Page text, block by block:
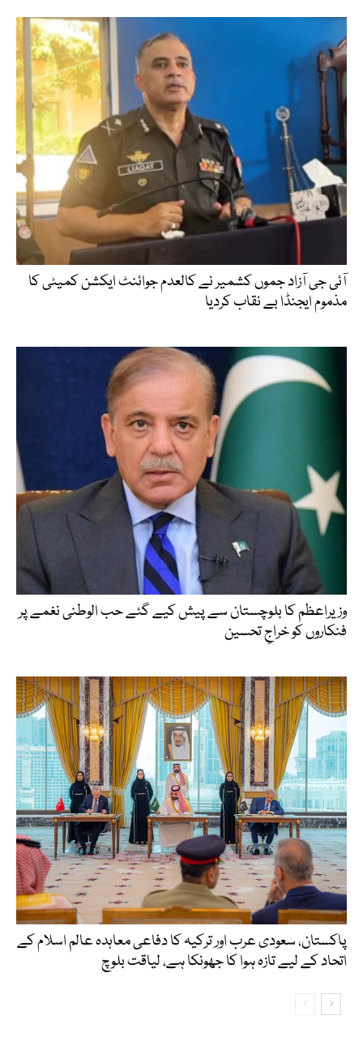
آئی جی آزاد جموں کشمیر نے کالعدم جوائنٹ ایکشن کمیٹی کا
مذموم ایجنڈا بے نقاب کردیا
وزیراعظم کا بلوچستان سے پیش کیے گئے حب الوطنی نغمے پر
فنکاروں کو خراجِ تحسین
پاکستان، سعودی عرب اور ترکیہ کا دفاعی معاہدہ عالم اسلام کے
اتحاد کے لیے تازہ ہوا کا جھونکا ہے، لیاقت بلوچ